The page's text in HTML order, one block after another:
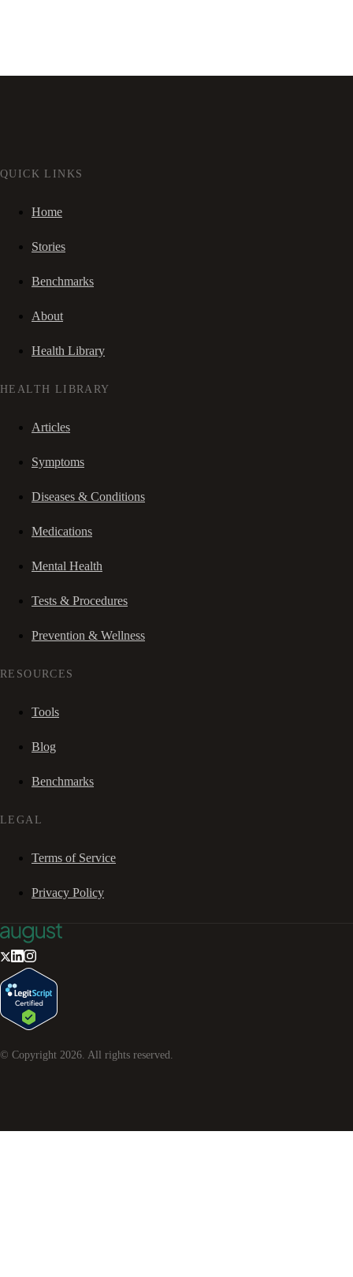
QUICK LINKS
Home
Stories
Benchmarks
About
Health Library
HEALTH LIBRARY
Articles
Symptoms
Diseases & Conditions
Medications
Mental Health
Tests & Procedures
Prevention & Wellness
RESOURCES
Tools
Blog
Benchmarks
LEGAL
Terms of Service
Privacy Policy
© Copyright 2026 . All rights reserved.